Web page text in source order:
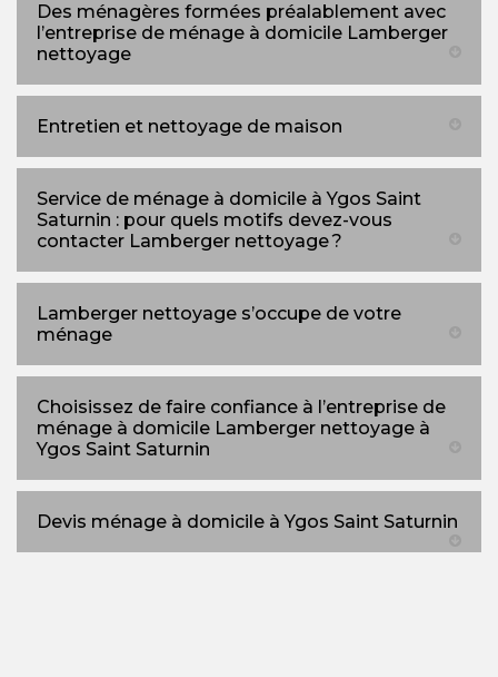
Des ménagères formées préalablement avec
l’entreprise de ménage à domicile Lamberger
nettoyage
Entretien et nettoyage de maison
Service de ménage à domicile à Ygos Saint
Saturnin : pour quels motifs devez-vous
contacter Lamberger nettoyage ?
Lamberger nettoyage s’occupe de votre
ménage
Choisissez de faire confiance à l’entreprise de
ménage à domicile Lamberger nettoyage à
Ygos Saint Saturnin
Devis ménage à domicile à Ygos Saint Saturnin